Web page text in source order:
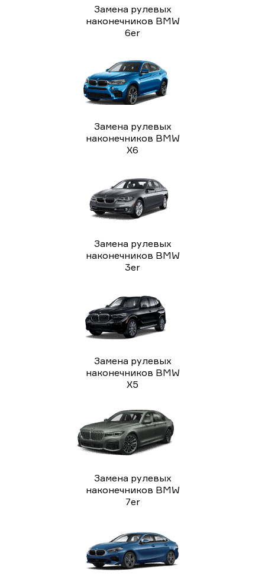
Замена рулевых
наконечников BMW
6er
Замена рулевых
наконечников BMW
X6
Замена рулевых
наконечников BMW
3er
Замена рулевых
наконечников BMW
X5
Замена рулевых
наконечников BMW
7er